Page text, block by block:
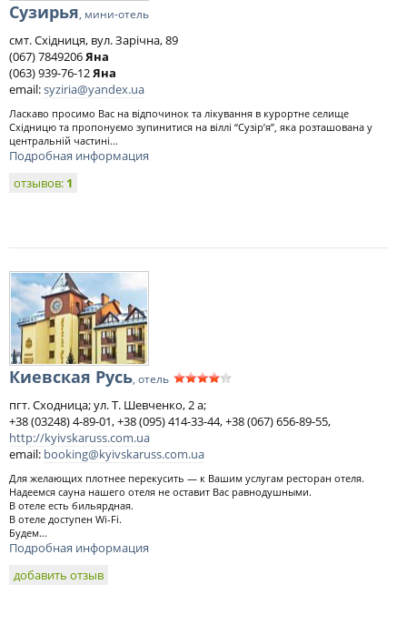
Сузирья, мини-отель
смт. Східниця, вул. Зарічна, 89
(067) 7849206Яна
(063) 939-76-12Яна
email:syziria@yandex.ua
Ласкаво просимо Вас на відпочинок та лікування в курортне селище
Східницю та пропонуємо зупинитися на віллі “Сузір’я”, яка розташована у
центральній частині...
Подробная информация
отзывов: 1
Киевская Русь, отель
пгт. Сходница; ул. Т. Шевченко, 2 а;
+38 (03248) 4-89-01, +38 (095) 414-33-44, +38 (067) 656-89-55,
http://kyivskaruss.com.ua
email: booking@kyivskaruss.com.ua
Для желающих плотнее перекусить — к Вашим услугам ресторан отеля.
Надеемся сауна нашего отеля не оставит Вас равнодушными.
В отеле есть бильярдная.
В отеле доступен Wi-Fi.
Будем...
Подробная информация
добавить отзыв